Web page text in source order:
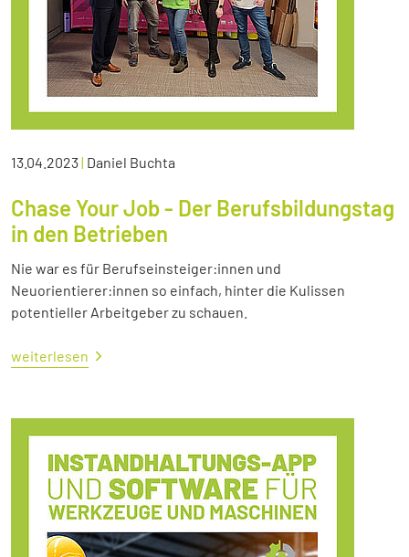
13.04.2023| Daniel Buchta
Chase Your Job - Der Berufsbildungstag
in den Betrieben
Nie war es für Berufseinsteiger:innen und
Neuorientierer:innen so einfach, hinter die Kulissen
potentieller Arbeitgeber zu schauen.
weiterlesen